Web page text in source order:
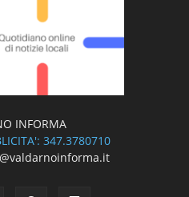
INFORMA
347.3780710